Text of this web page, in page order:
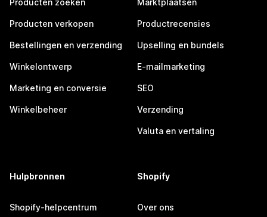
Producten zoeken
Producten verkopen
Bestellingen en verzending
Winkelontwerp
Marketing en conversie
Winkelbeheer
Marktplaatsen
Productrecensies
Upselling en bundels
E-mailmarketing
SEO
Verzending
Valuta en vertaling
Hulpbronnen
Shopify-helpcentrum
Shopify
Over ons